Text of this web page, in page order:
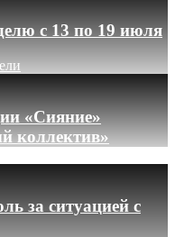
с 13 по 19 июля
«Сияние»
коллектив»
за ситуацией с